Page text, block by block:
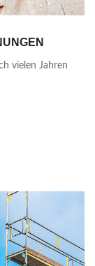
vielen Jahren